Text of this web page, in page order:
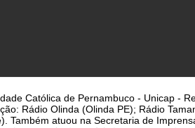
Católica de Pernambuco - Unicap -
Rádio Olinda (Olinda PE); Rádio
atuou na Secretaria de